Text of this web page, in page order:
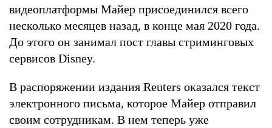
видеоплатформы Майер присоединился всего
несколько месяцев назад, в конце мая 2020 года.
До этого он занимал пост главы стриминговых
сервисов Disney.
В распоряжении издания Reuters оказался текст
электронного письма, которое Майер отправил
своим сотрудникам. В нем теперь уже